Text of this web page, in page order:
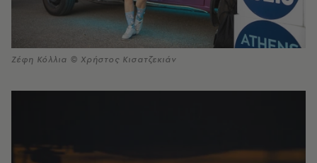
Ζέφη Κόλλια © Χρήστος Κισατζεκιάν